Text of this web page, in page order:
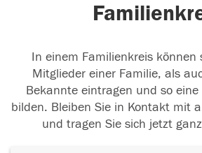
In einem Familienkreis können
Mitglieder einer Familie, als
Bekannte eintragen und so eine
bilden. Bleiben Sie in Kontakt mit
und tragen Sie sich jetzt